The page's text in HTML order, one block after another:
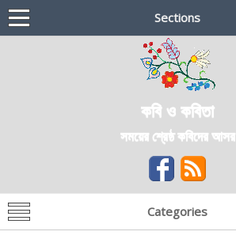
Sections
কবি ও কবিতা
সময়ের শ্রেষ্ঠ কবিদের আসর
Categories